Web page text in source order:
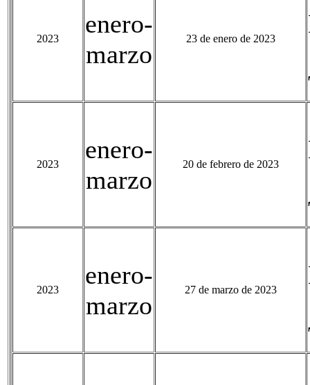
2023
enero-
marzo
23 de enero de 2023
2023
enero-
marzo
20 de febrero de 2023
2023
enero-
marzo
27 de marzo de 2023